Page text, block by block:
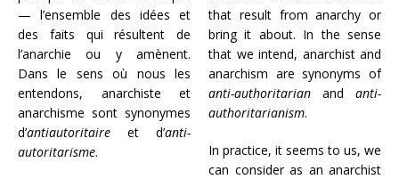
— l’ensemble des idées et
des faits qui résultent de
l’anarchie ou y amènent.
Dans le sens où nous les
entendons, anarchiste et
anarchisme sont synonymes
d’antiautoritaire et d’anti-
autoritarisme.
that result from anarchy or
bring it about. In the sense
that we intend, anarchist and
anarchism are synonyms of
anti-authoritarian and anti-
authoritarianism.
In practice, it seems to us, we
can consider as an anarchist